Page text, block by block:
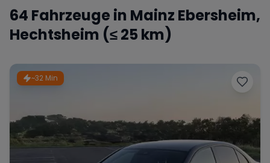
Mercedes BMW Audi
Porsche
McLaren Ford Jaguar
Zeitraum wählen
64 Fahrzeuge in Mainz Ebersheim,
Hechtsheim (≤ 25 km)
~32 Min